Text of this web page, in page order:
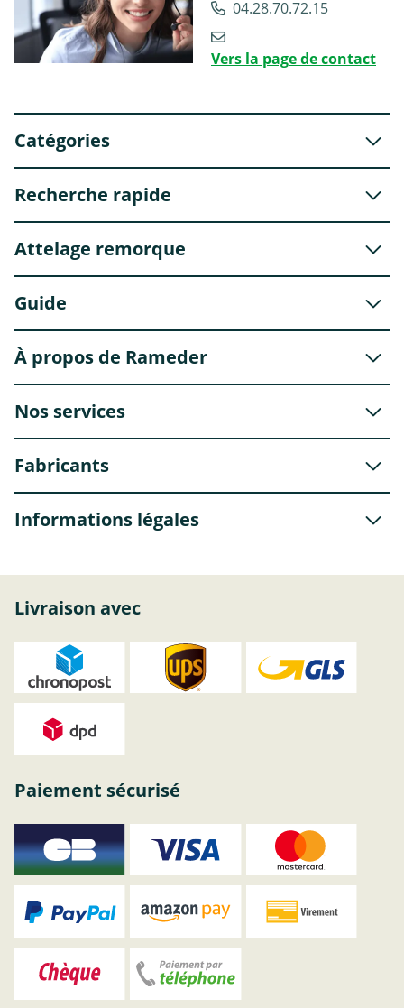
04.28.70.72.15
Vers la page de contact
Catégories
Recherche rapide
Attelage remorque
Guide
À propos de Rameder
Nos services
Fabricants
Informations légales
Livraison avec
Paiement sécurisé